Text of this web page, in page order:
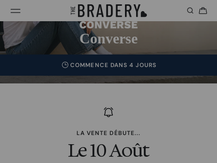
Converse
COMMENCE DANS 4 JOURS
LA VENTE DÉBUTE...
Le 10 Août